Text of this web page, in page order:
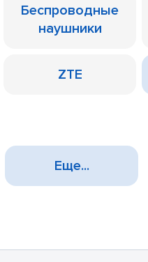
Беспроводные
наушники
ZTE
Еще...